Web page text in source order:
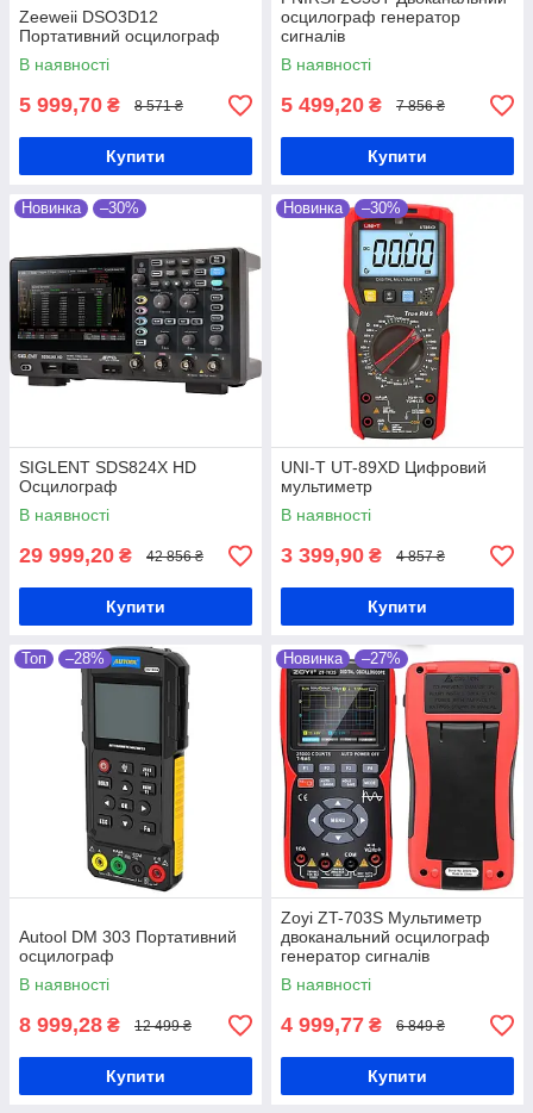
Zeeweii DSO3D12
Портативний осцилограф
В наявності
5 999,70 ₴ 8 571 ₴
Купити
осцилограф генератор
сигналів
В наявності
5 499,20 ₴ 7 856 ₴
Купити
Новинка –30%
SIGLENT SDS824X HD
Oсцилограф
В наявності
29 999,20 ₴ 42 856 ₴
Купити
Новинка –30%
UNI-T UT-89XD Цифровий
мультиметр
В наявності
3 399,90 ₴ 4 857 ₴
Купити
Топ –28%
Autool DM 303 Портативний
осцилограф
В наявності
8 999,28 ₴ 12 499 ₴
Купити
Новинка –27%
Zoyi ZT-703S Мультиметр
двоканальний осцилограф
генератор сигналів
В наявності
4 999,77 ₴ 6 849 ₴
Купити